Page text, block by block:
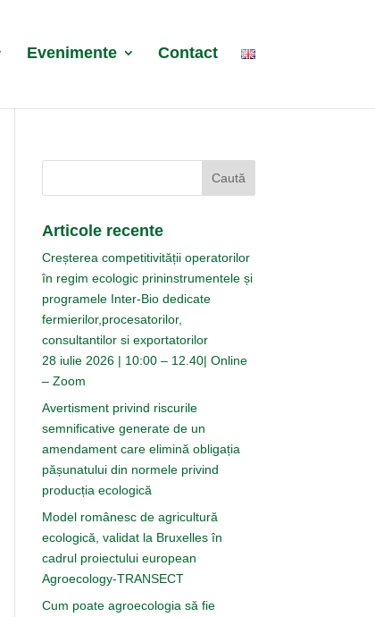
Evenimente Contact
Articole recente
Creșterea competitivității operatorilor
în regim ecologic prininstrumentele și
programele Inter-Bio dedicate
fermierilor,procesatorilor,
consultantilor si exportatorilor
28 iulie 2026 | 10:00 – 12.40| Online
– Zoom
Avertisment privind riscurile
semnificative generate de un
amendament care elimină obligația
pășunatului din normele privind
producția ecologică
Model românesc de agricultură
ecologică, validat la Bruxelles în
cadrul proiectului european
Agroecology-TRANSECT
Cum poate agroecologia să fie